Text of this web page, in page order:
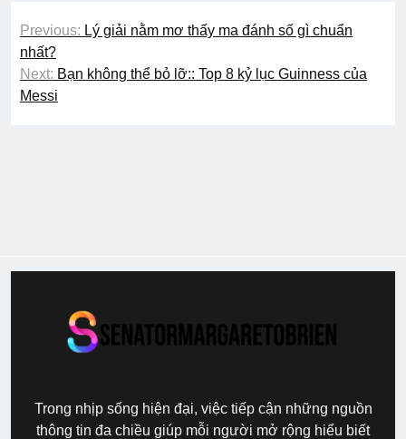
Điều
hướng
bài
Previous: Lý giải nằm mơ thấy ma đánh số gì chuẩn
nhất?
Next: Bạn không thể bỏ lỡ:: Top 8 kỷ lục Guinness của
Messi
Trong nhịp sống hiện đại, việc tiếp cận những nguồn
thông tin đa chiều giúp mỗi người mở rộng hiểu biết